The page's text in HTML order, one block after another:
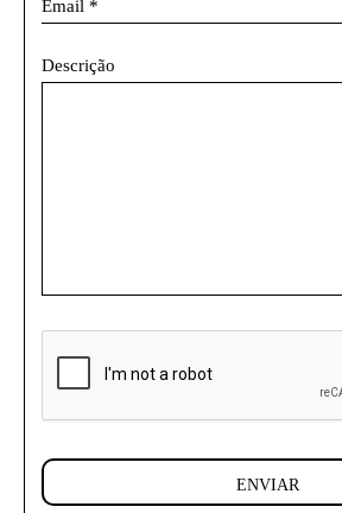
Descrição
ENVIAR